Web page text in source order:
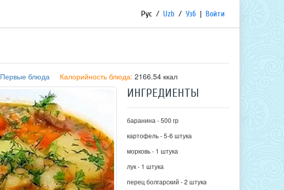
Рус / Uzb / Узб | Войти
Первые блюда Калорийность блюда: 2166.54 ккал
ИНГРЕДИЕНТЫ
баранина - 500 гр
картофель - 5-6 штука
морковь - 1 штука
лук - 1 штука
перец болгарский - 2 штука